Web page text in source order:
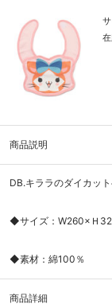
商品説明
DB.キララのダイカット
◆サイズ：W260×Ｈ
◆素材：綿100％
商品詳細